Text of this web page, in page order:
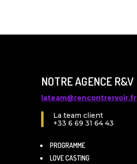
NOTRE AGENCE R&V
lateam@rencontrervoir.fr
La team client
+33 6 69 31 64 43
PROGRAMME
LOVE CASTING